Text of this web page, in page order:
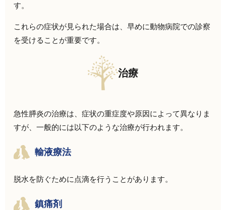
す。
これらの症状が見られた場合は、早めに動物病院での診察
を受けることが重要です。
治療
急性膵炎の治療は、症状の重症度や原因によって異なりま
すが、一般的には以下のような治療が行われます。
輸液療法
脱水を防ぐために点滴を行うことがあります。
鎮痛剤